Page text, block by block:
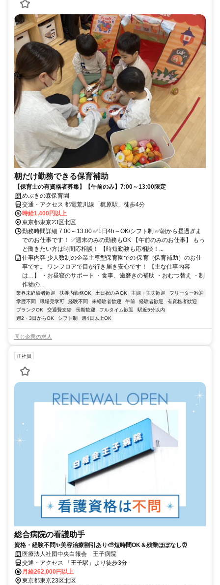
朝だけ勤務できる保育補助
【保育士の有資格者募集】【午前のみ】7:00～13:00限定
めぶきの森保育園
交通・アクセス 都電荒川線「梶原駅」徒歩4分
時給1,400円以上
東京都東京23区北区
勤務時間詳細 7:00～13:00 ✅1日4h～OK/シフト制 ✅朝から昼過ぎま
でのお仕事です！ ✅週末のみの勤務もOK 【午前のみのお仕事】 もっ
と働きたい方は時間応相談！ 【時短勤務も応相談！...
仕事内容 少人数制の企業主導型保育園での 保育（保育補助）のお仕
事です。 ワンフロアで目が行き届き安心です！ 【主な仕事内容
は…】 ・お昼寝のサポート ・食事、歯磨きの補助 ・おむつ替え ・制
作物の...
業界未経験者歓迎 扶養内勤務OK 土日祝のみOK 主婦・主夫歓迎
フリーター歓迎
学歴不問
職場見学可 経験不問 未経験者歓迎 午前 経験者歓迎
有資格者歓迎
ブランクOK
交通費支給 長期歓迎 フルタイム歓迎
駅近5分以内
週2・3日からOK
シフト制 週4日以上OK
同じ企業の求人
正社員
総合病院の看護助手
資格・経験不問✨美容治療割引あり⛅短時間OK＆残業ほぼなし⏰
医療法人社団中央白報会 王子病院
交通・アクセス 「王子駅」より徒歩3分
月給262,000円以上
東京都東京23区北区